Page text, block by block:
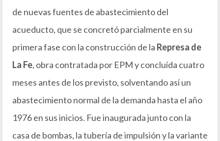
de nuevas fuentes de abastecimiento del
acueducto, que se concretó parcialmente en su
primera fase con la construcción de la Represa de
La Fe, obra contratada por EPM y concluída cuatro
meses antes de los previsto, solventando así un
abastecimiento normal de la demanda hasta el año
1976 en sus inicios. Fue inaugurada junto con la
casa de bombas, la tubería de impulsión y la variante